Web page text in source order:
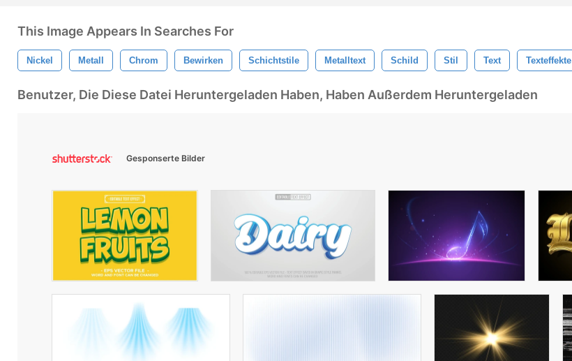
This Image Appears In Searches For
Nickel Metall Chrom Bewirken Schichtstile Metalltext Schild Stil Text Texteffekte
Benutzer, Die Diese Datei Heruntergeladen Haben, Haben Außerdem Heruntergeladen
Gesponserte Bilder